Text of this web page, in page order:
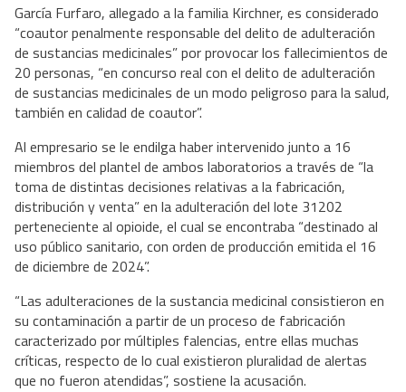
García Furfaro, allegado a la familia Kirchner, es considerado
“coautor penalmente responsable del delito de adulteración
de sustancias medicinales” por provocar los fallecimientos de
20 personas, “en concurso real con el delito de adulteración
de sustancias medicinales de un modo peligroso para la salud,
también en calidad de coautor”.
Al empresario se le endilga haber intervenido junto a 16
miembros del plantel de ambos laboratorios a través de “la
toma de distintas decisiones relativas a la fabricación,
distribución y venta” en la adulteración del lote 31202
perteneciente al opioide, el cual se encontraba “destinado al
uso público sanitario, con orden de producción emitida el 16
de diciembre de 2024”.
“Las adulteraciones de la sustancia medicinal consistieron en
su contaminación a partir de un proceso de fabricación
caracterizado por múltiples falencias, entre ellas muchas
críticas, respecto de lo cual existieron pluralidad de alertas
que no fueron atendidas”, sostiene la acusación.